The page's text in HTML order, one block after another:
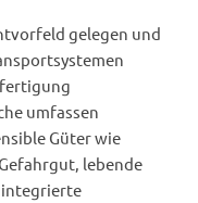
gelegen und
umfassen
Güter wie
lebende
integrierte